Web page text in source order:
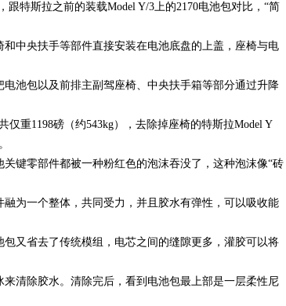
跟特斯拉之前的装载Model Y/3上的2170电池包对比，“简
中央扶手等部件直接安装在电池底盘的上盖，座椅与电
池包以及前排主副驾座椅、中央扶手箱等部分通过升降
仅重1198磅（约543kg），去除掉座椅的特斯拉Model Y
键零部件都被一种粉红色的泡沫吞没了，这种泡沫像“砖
为一个整体，共同受力，并且胶水有弹性，可以吸收能
又省去了传统模组，电芯之间的缝隙更多，灌胶可以将
清除胶水。清除完后，看到电池包最上部是一层柔性尼